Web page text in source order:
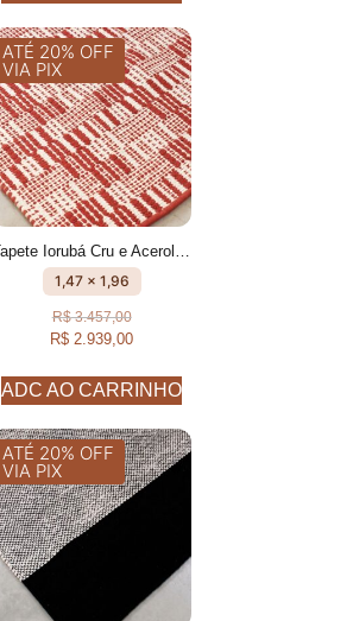
ATÉ 20% OFF
VIA PIX
1,47 x 1,96
R$3.457,00
R$ 2.939,00
ADC AO CARRINHO
ATÉ 20% OFF
VIA PIX